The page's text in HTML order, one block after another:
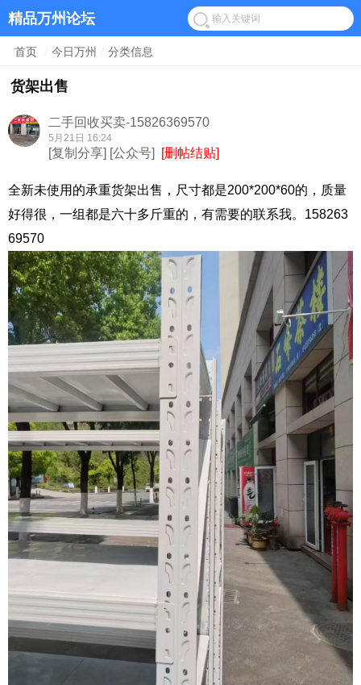
精品万州论坛
首页 今日万州 分类信息
货架出售
二手回收买卖-15826369570
5月21日 16:24
[复制分享] [公众号] [删帖结贴]
全新未使用的承重货架出售，尺寸都是200*200*60的，质量
好得很，一组都是六十多斤重的，有需要的联系我。158263
69570